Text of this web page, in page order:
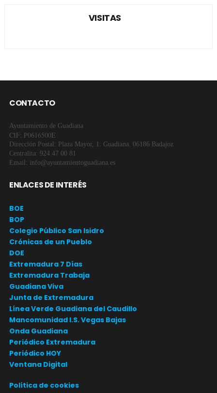
VISITAS
CONTACTO
Ayuntamiento de Guadiana
CIF: P0616500E
Dirección Postal: Plaza Mayor, 1. Guadiana. 06186 Badajoz
Centralita: 924 47 00 81
Email: info@ayuntamientoguadiana.es
ENLACES DE INTERÉS
BOE
BOP
Colegio Público San Isidro
Crónicas de un Pueblo
DOE
Extremadura 7 Días
Extremadura Trabaja
Guadiana Viva
Junta de Extremadura
Línea Verde Guadiana del Caudillo
Mancomunidad I.S. Vegas Bajas
Onda Guadiana
Periódico Extremadura
Periódico HOY
Ventana Digital
Política de cookies